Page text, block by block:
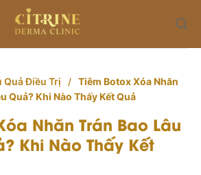
Quả Điều Trị / Tiêm Botox Xóa Nhăn
Quả? Khi Nào Thấy Kết Quả
Nhăn Trán Bao Lâu
Khi Nào Thấy Kết